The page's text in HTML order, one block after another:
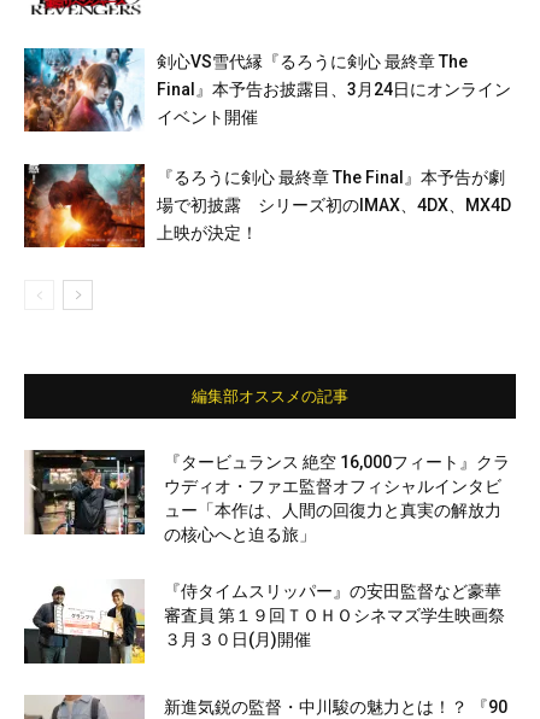
剣心VS雪代縁『るろうに剣心 最終章 The
Final』本予告お披露目、3月24日にオンライン
イベント開催
『るろうに剣心 最終章 The Final』本予告が劇
場で初披露 シリーズ初のIMAX、4DX、MX4D
上映が決定！
編集部オススメの記事
『タービュランス 絶空 16,000フィート』クラ
ウディオ・ファエ監督オフィシャルインタビ
ュー「本作は、人間の回復力と真実の解放力
の核心へと迫る旅」
『侍タイムスリッパー』の安田監督など豪華
審査員 第１９回ＴＯＨＯシネマズ学生映画祭
３月３０日(月)開催
新進気鋭の監督・中川駿の魅力とは！？ 『90